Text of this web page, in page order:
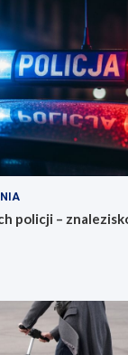
policji –